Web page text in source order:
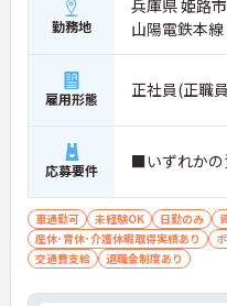
勤務地
兵庫県 姫路
山陽電鉄本
雇用形態 正社員(正職
応募要件 ■いずれかの
車通勤可 未経験OK 日勤のみ
産休･育休･介護休暇取得実績あり
交通費支給
退職金制度あり